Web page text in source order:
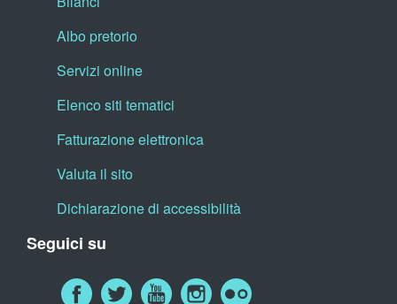
Albo pretorio
Servizi online
Elenco siti tematici
Fatturazione elettronica
Valuta il sito
Dichiarazione di accessibilità
Seguici su